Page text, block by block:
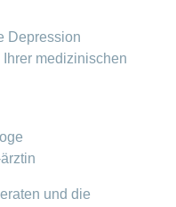
Depression
medizinischen
und die